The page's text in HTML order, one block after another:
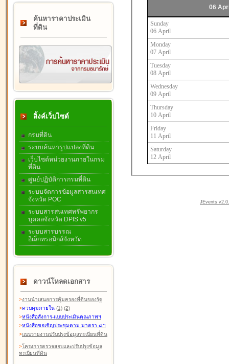
ค้นหาราคาประเมิน
ที่ดิน
ลิ้งค์เว็บไซต์
กรมที่ดิน
ระบบค้นหารูปแปลงที่ดิน
เว็บไซต์หน่วยงานภายในกรม
ที่ดิน
ศูนย์ปฏิบัติการกรมที่ดิน
ระบบจัดการข้อมูลสารสนเทศ
จังหวัด POC
ระบบสารสนเทศทรัพยากร
บุคคลจังหวัด DPIS v5
ระบบสารบรรณ
อิเล็กทรอนิกส์จังหวัด
ดาวน์โหลดเอกสาร
>งานนำเสนอการคุ้มครองที่ดินของรัฐ
>ควบคุมภายใน (1) (2)
>หนังสือสังการ-แบบประเมินคุณภาพฯ
>หนังสือขอเชิญประชุมตาม มาตรา ๘ฯ
>แบบรายงานปรับปรุงข้อมูลทะเบียนที่ดิน
>โครงการตรวจสอบและปรับปรุงข้อมูล
ทะเบียนที่ดิน
06
Sunday
06 April
Monday
07 April
Tuesday
08 April
Wednesday
09 April
Thursday
10 April
Friday
11 April
Saturday
12 April
JEvents